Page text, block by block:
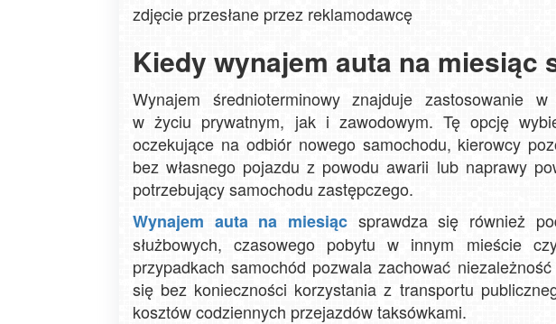
zdjęcie przesłane przez reklamodawcę
Kiedy wynajem auta na miesiąc
Wynajem średnioterminowy znajduje zastosowanie
w życiu prywatnym, jak i zawodowym. Tę opcję
oczekujące na odbiór nowego samochodu, kierowcy
bez własnego pojazdu z powodu awarii lub naprawy
potrzebujący samochodu zastępczego.
Wynajem auta na miesiąc sprawdza się również
służbowych, czasowego pobytu w innym mieście
przypadkach samochód pozwala zachować
się bez konieczności korzystania z transportu
kosztów codziennych przejazdów taksówkami.